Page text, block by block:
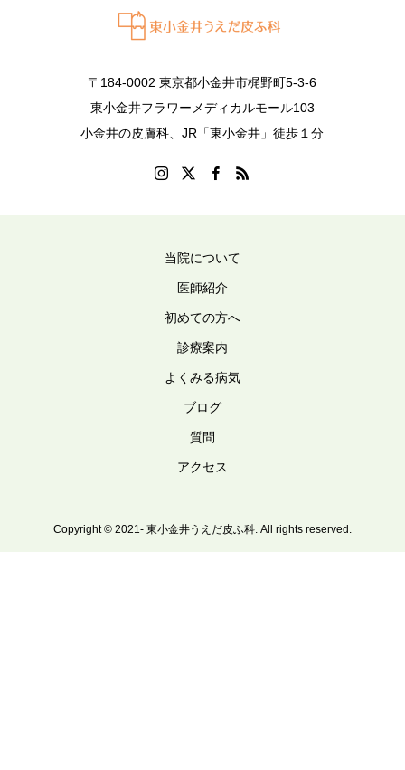
〒184-0002 東京都小金井市梶野町5-3-6
東小金井フラワーメディカルモール103
小金井の皮膚科、JR「東小金井」徒歩１分
当院について
医師紹介
初めての方へ
診療案内
よくみる病気
ブログ
質問
アクセス
Copyright © 2021- 東小金井うえだ皮ふ科. All rights reserved.